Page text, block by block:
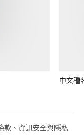
中文種
款、資訊安全與隱私